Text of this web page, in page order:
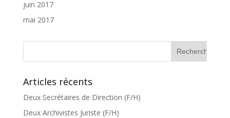
juin 2017
mai 2017
Articles récents
Deux Secrétaires de Direction (F/H)
Deux Archivistes Juriste (F/H)